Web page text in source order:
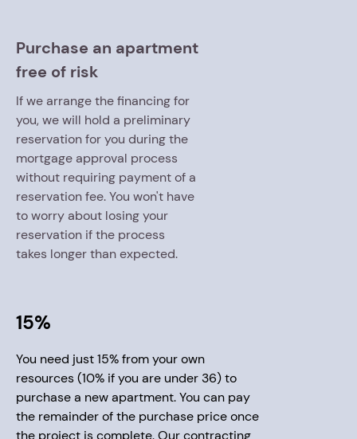
Purchase an apartment
free of risk
If we arrange the financing for
you, we will hold a preliminary
reservation for you during the
mortgage approval process
without requiring payment of a
reservation fee. You won't have
to worry about losing your
reservation if the process
takes longer than expected.
15%
You need just 15% from your own
resources (10% if you are under 36) to
purchase a new apartment. You can pay
the remainder of the purchase price once
the project is complete. Our contracting